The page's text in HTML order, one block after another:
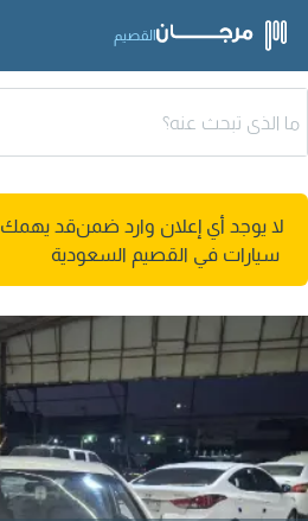
القصيم
لا يوجد أي إعلان وارد ضمنقد يهمك
سيارات في القصيم السعودية